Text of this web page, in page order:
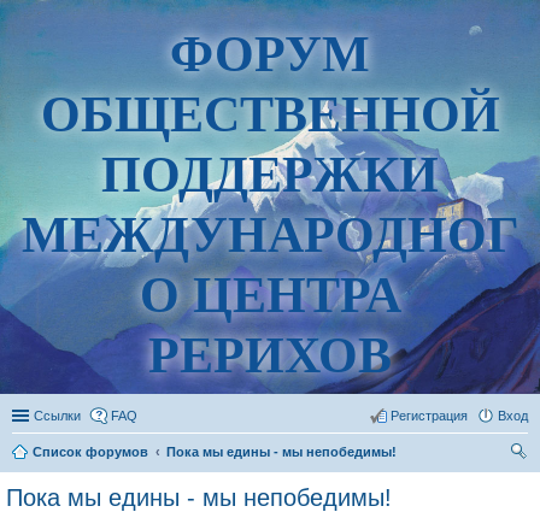
ФОРУМ
ОБЩЕСТВЕННОЙ
ПОДДЕРЖКИ
МЕЖДУНАРОДНОГ
О ЦЕНТРА
РЕРИХОВ
Ссылки FAQ Вход
Регистрация
Список форумов
Пока мы едины - мы непобедимы!
Пока мы едины - мы непобедимы!